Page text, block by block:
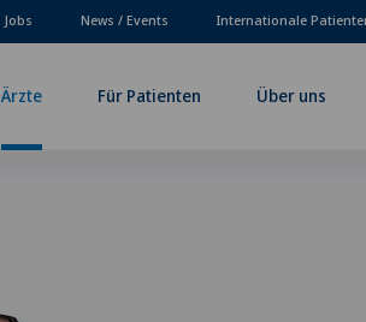
Jobs News / Events Internationale
Ärzte Für Patienten Über uns